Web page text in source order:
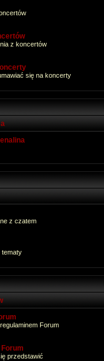
z koncertów
się na koncerty
z czatem
tematy
Forum
przedstawić